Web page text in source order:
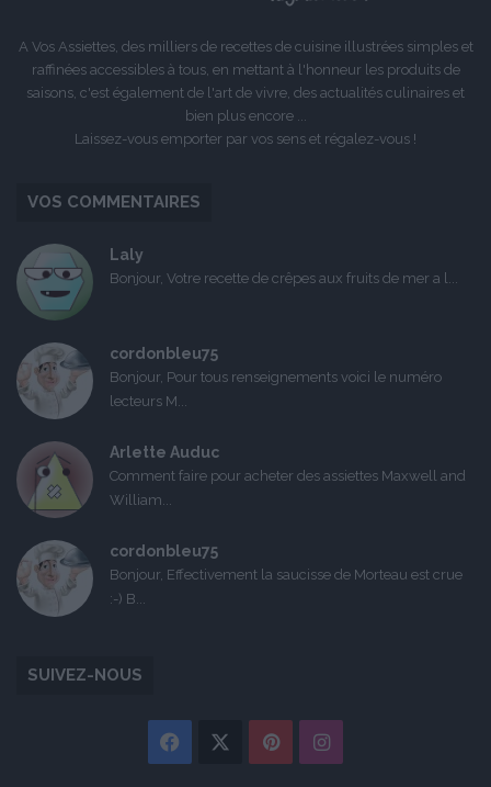
A Vos Assiettes, des milliers de recettes de cuisine illustrées simples et
raffinées accessibles à tous, en mettant à l'honneur les produits de
saisons, c'est également de l'art de vivre, des actualités culinaires et
bien plus encore ...
Laissez-vous emporter par vos sens et régalez-vous !
VOS COMMENTAIRES
Laly
Bonjour, Votre recette de crêpes aux fruits de mer a l...
cordonbleu75
Bonjour, Pour tous renseignements voici le numéro
lecteurs M...
Arlette Auduc
Comment faire pour acheter des assiettes Maxwell and
William...
cordonbleu75
Bonjour, Effectivement la saucisse de Morteau est crue
:-) B...
SUIVEZ-NOUS
Facebook PinterestInstagram